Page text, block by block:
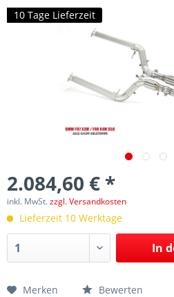
10 Tage Lieferzeit
2.084,60 € *
inkl. MwSt.zzgl. Versandkosten
Lieferzeit 10 Werktage
In
Merken Bewerten